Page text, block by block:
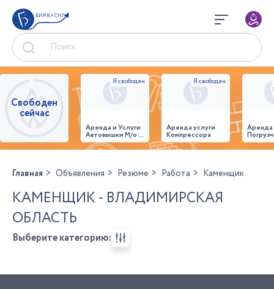
БИРЖА СНГ
Свободен
сейчас
Аренда и Услуги
Автовышки М/о г.
Домодедово
26,28,32 место
Аренда услуги
Компрессора
Главная Объявления Резюме Работа Каменщик
КАМЕНЩИК - ВЛАДИМИРСКАЯ
ОБЛАСТЬ
Выберите категорию: